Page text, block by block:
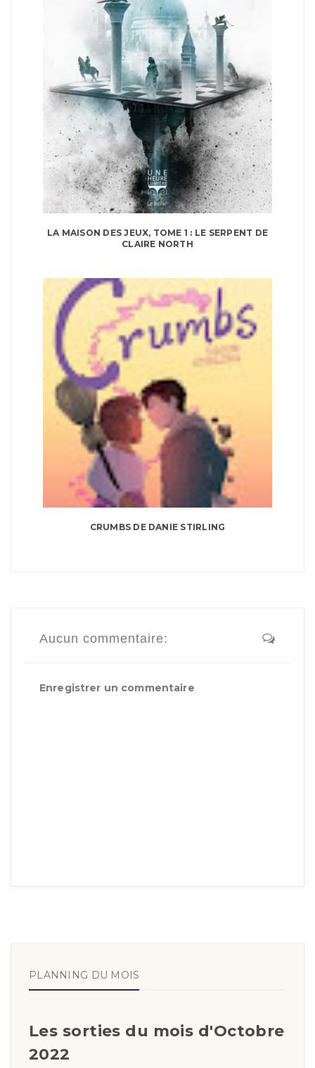
LA MAISON DES JEUX, TOME 1 : LE SERPENT DE
CLAIRE NORTH
CRUMBS DE DANIE STIRLING
Aucun commentaire:
Enregistrer un commentaire
PLANNING DU MOIS
Les sorties du mois d'Octobre
2022